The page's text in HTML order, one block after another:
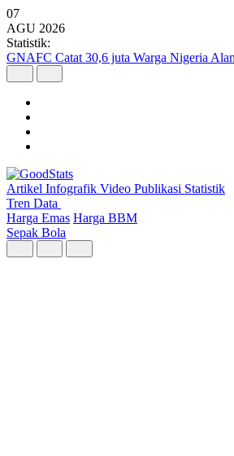
07
AGU 2026
Statistik:
GNAFC Catat 30,6 juta Warga Nigeria
Artikel Infografik Video Publikasi Statistik
Tren Data
Harga Emas Harga BBM
Sepak Bola